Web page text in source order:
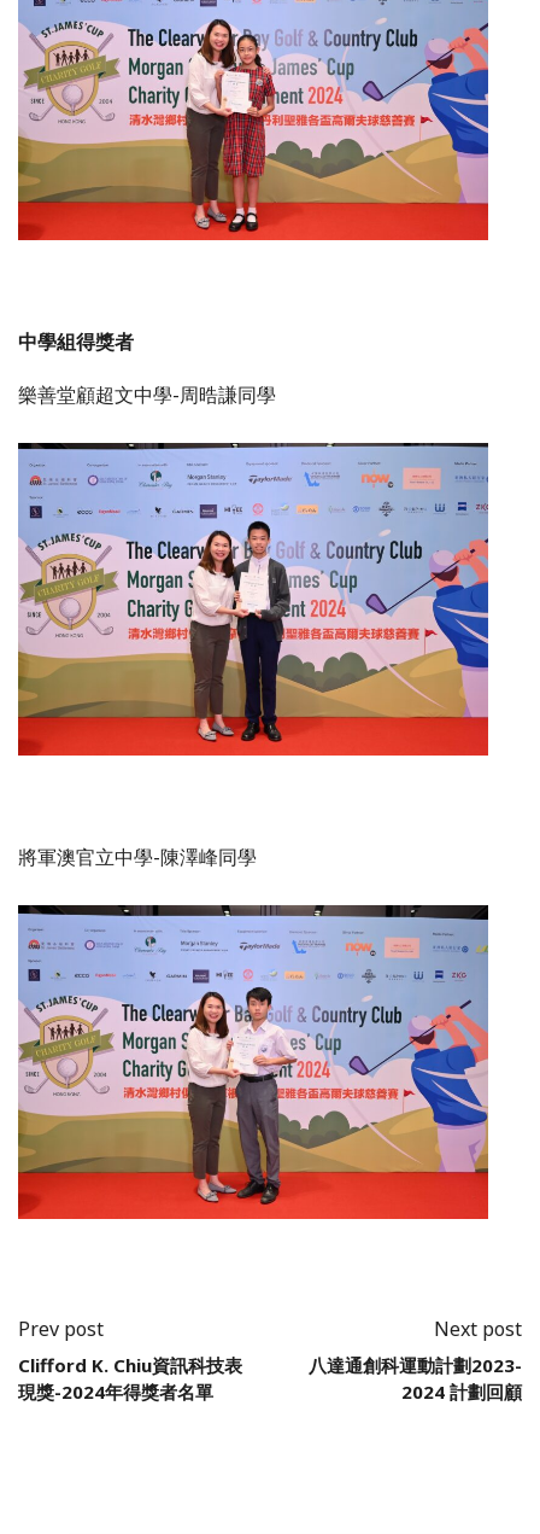
中學組得獎者
樂善堂顧超文中學-周晧謙同學
將軍澳官立中學-陳澤峰同學
Prev post
Clifford K. Chiu資訊科技表
現獎-2024年得獎者名單
Next post
八達通創科運動計劃2023-
2024 計劃回顧